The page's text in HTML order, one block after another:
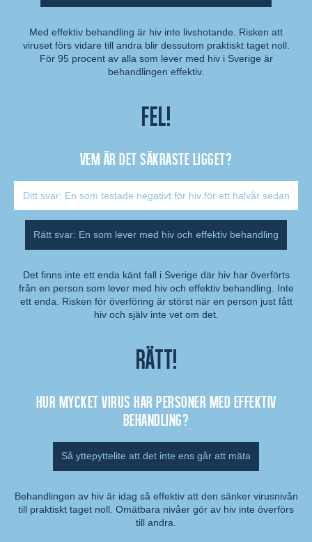
Kommentar:
Med effektiv behandling är hiv inte livshotande. Risken att
viruset förs vidare till andra blir dessutom praktiskt taget noll.
För 95 procent av alla som lever med hiv i Sverige är
behandlingen effektiv.
Fel!
Vem är det säkraste ligget?
Ditt svar: En som testade negativt för hiv för ett halvår sedan
Rätt svar: En som lever med hiv och effektiv behandling
Kommentar:
Det finns inte ett enda känt fall i Sverige där hiv har överförts
från en person som lever med hiv och effektiv behandling. Inte
ett enda. Risken för överföring är störst när en person just fått
hiv och själv inte vet om det.
Rätt!
Hur mycket virus har personer med effektiv
behandling?
Så yttepyttelite att det inte ens går att mäta
Kommentar:
Behandlingen av hiv är idag så effektiv att den sänker virusnivån
till praktiskt taget noll. Omätbara nivåer gör av hiv inte överförs
till andra.